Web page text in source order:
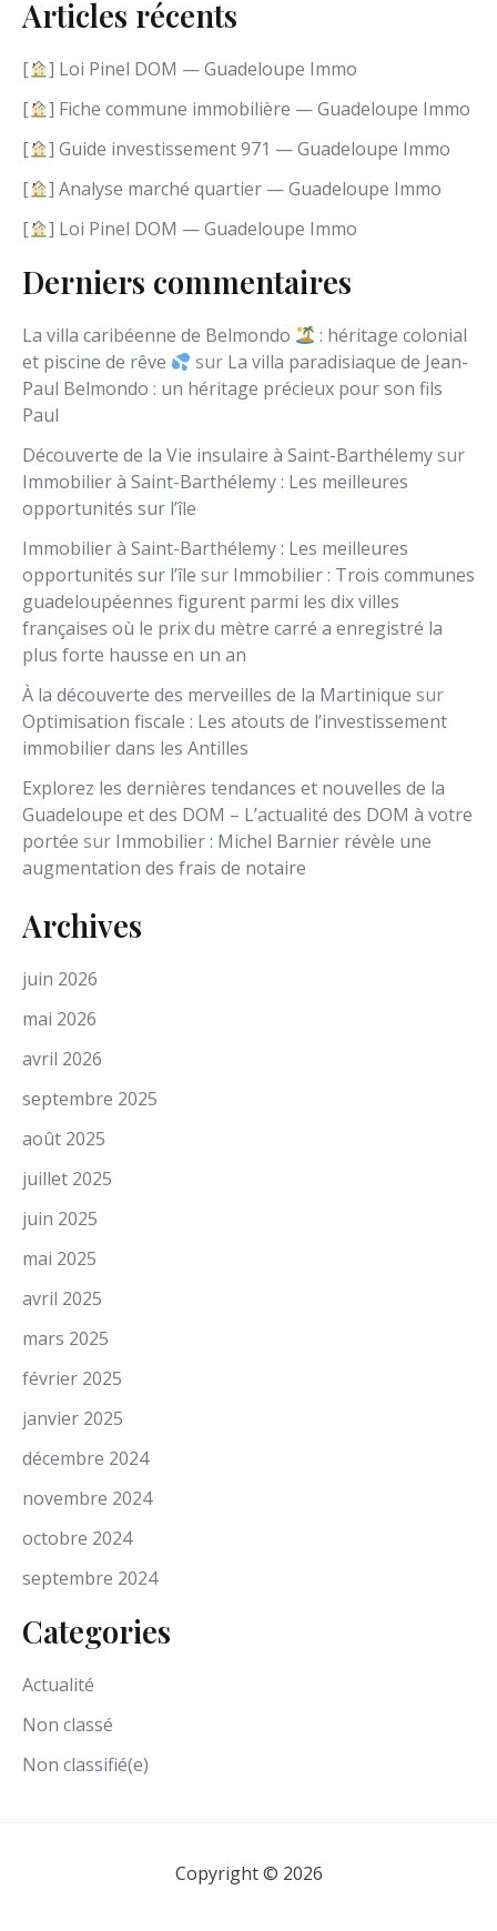
n
l
a
n
u
Articles récents
[
] Loi Pinel DOM — Guadeloupe Immo
[
] Fiche commune immobilière — Guadeloupe Immo
[
] Guide investissement 971 — Guadeloupe Immo
[
] Analyse marché quartier — Guadeloupe Immo
[
] Loi Pinel DOM — Guadeloupe Immo
Derniers commentaires
La villa caribéenne de Belmondo
: héritage colonial
et piscine de rêve
sur La villa paradisiaque de Jean-
Paul Belmondo : un héritage précieux pour son fils
Paul
Découverte de la Vie insulaire à Saint-Barthélemysur
Immobilier à Saint-Barthélemy : Les meilleures
opportunités sur l’île
Immobilier à Saint-Barthélemy : Les meilleures
opportunités sur l’île sur Immobilier : Trois communes
guadeloupéennes figurent parmi les dix villes
françaises où le prix du mètre carré a enregistré la
plus forte hausse en un an
À la découverte des merveilles de la Martinique sur
Optimisation fiscale : Les atouts de l’investissement
immobilier dans les Antilles
Explorez les dernières tendances et nouvelles de la
Guadeloupe et des DOM – L’actualité des DOM à votre
portée sur Immobilier : Michel Barnier révèle une
augmentation des frais de notaire
Archives
juin 2026
mai 2026
avril 2026
septembre 2025
août 2025
juillet 2025
juin 2025
mai 2025
avril 2025
mars 2025
février 2025
janvier 2025
décembre 2024
novembre 2024
octobre 2024
septembre 2024
Categories
Actualité
Non classé
Non classifié(e)
Copyright © 2026